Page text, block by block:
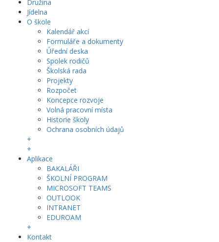
Družina
Jídelna
O škole
Kalendář akcí
Formuláře a dokumenty
Úřední deska
Spolek rodičů
Školská rada
Projekty
Rozpočet
Koncepce rozvoje
Volná pracovní místa
Historie školy
Ochrana osobních údajů
+
+
Aplikace
BAKALÁŘI
ŠKOLNÍ PROGRAM
MICROSOFT TEAMS
OUTLOOK
INTRANET
EDUROAM
+
Kontakt